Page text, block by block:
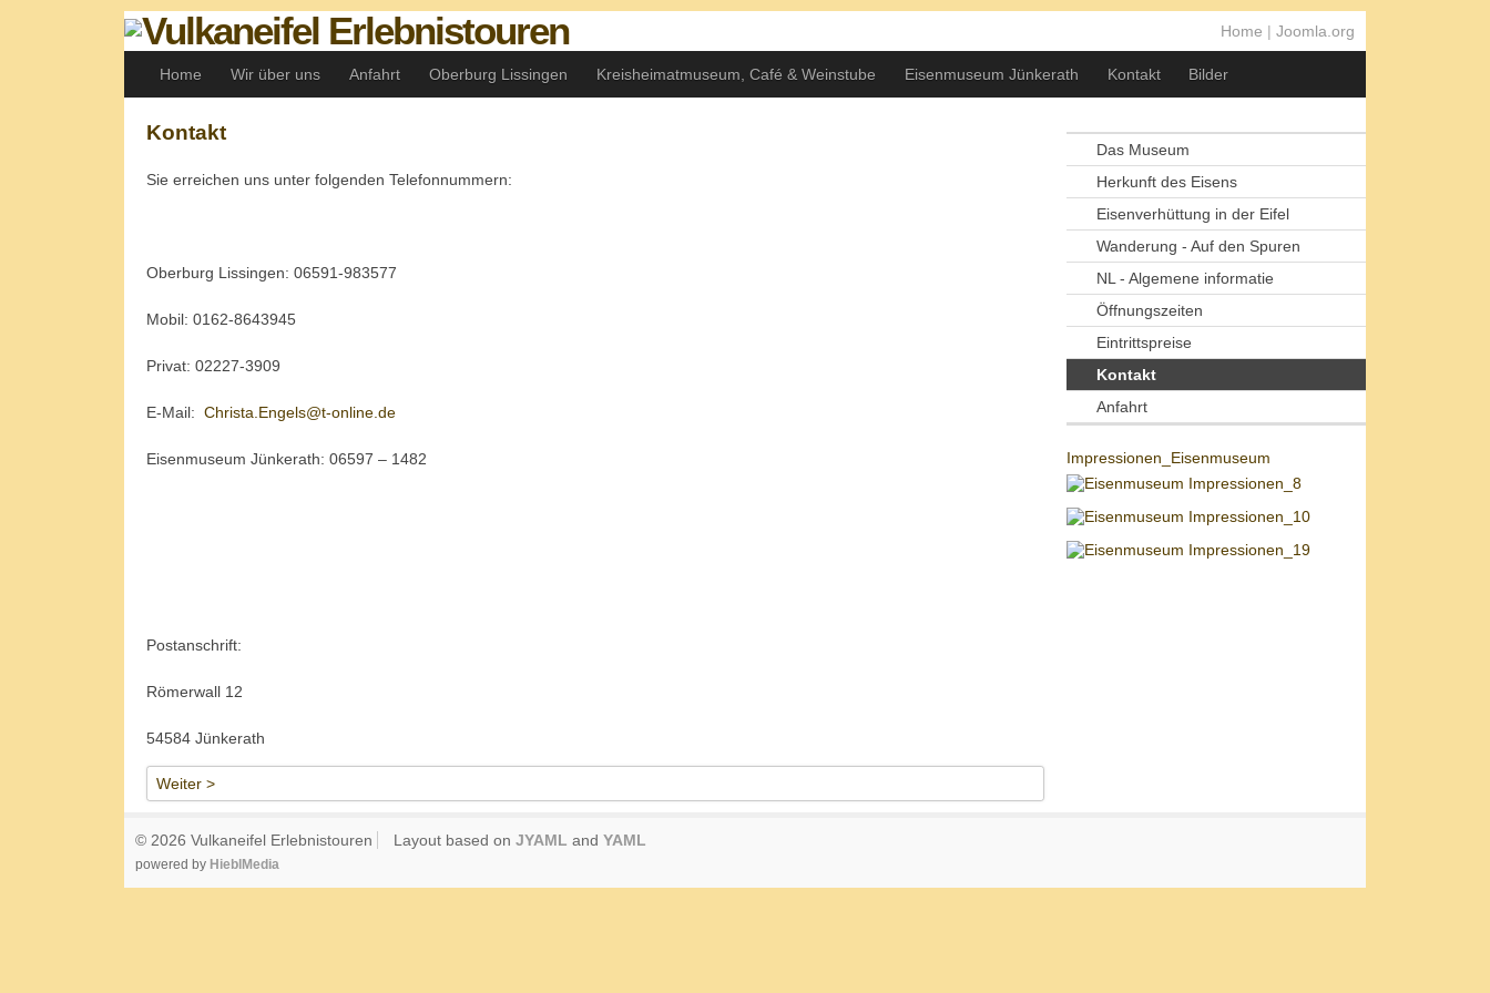
Home | Joomla.org
Home Wir über uns Anfahrt Oberburg Lissingen Kreisheimatmuseum, Café & Weinstube Eisenmuseum Jünkerath Kontakt Bilder
Das Museum
Herkunft des Eisens
Eisenverhüttung in der Eifel
Wanderung - Auf den Spuren
NL - Algemene informatie
Öffnungszeiten
Eintrittspreise
Kontakt
Anfahrt
Impressionen_Eisenmuseum
Kontakt
Sie erreichen uns unter folgenden Telefonnummern:
Oberburg Lissingen: 06591-983577
Mobil: 0162-8643945
Privat: 02227-3909
E-Mail: Christa.Engels@t-online.de
Eisenmuseum Jünkerath: 06597 – 1482
Postanschrift:
Römerwall 12
54584 Jünkerath
Weiter >
© 2026 Vulkaneifel Erlebnistouren Layout based on JYAML and YAML
powered by HieblMedia